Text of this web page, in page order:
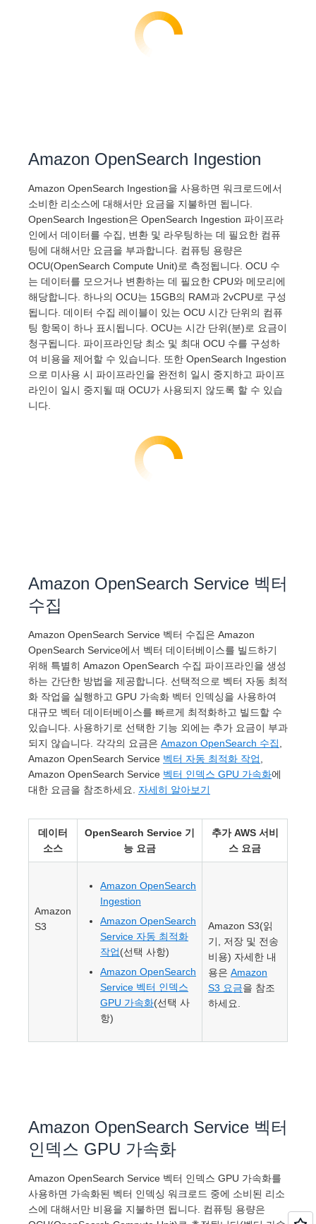
Amazon OpenSearch Ingestion
Amazon OpenSearch Ingestion을 사용하면 워크로드에서
소비한 리소스에 대해서만 요금을 지불하면 됩니다.
OpenSearch Ingestion은 OpenSearch Ingestion 파이프라
인에서 데이터를 수집, 변환 및 라우팅하는 데 필요한 컴퓨
팅에 대해서만 요금을 부과합니다. 컴퓨팅 용량은
OCU(OpenSearch Compute Unit)로 측정됩니다. OCU 수
는 데이터를 모으거나 변환하는 데 필요한 CPU와 메모리에
해당합니다. 하나의 OCU는 15GB의 RAM과 2vCPU로 구성
됩니다. 데이터 수집 레이블이 있는 OCU 시간 단위의 컴퓨
팅 항목이 하나 표시됩니다. OCU는 시간 단위(분)로 요금이
청구됩니다. 파이프라인당 최소 및 최대 OCU 수를 구성하
여 비용을 제어할 수 있습니다. 또한 OpenSearch Ingestion
으로 미사용 시 파이프라인을 완전히 일시 중지하고 파이프
라인이 일시 중지될 때 OCU가 사용되지 않도록 할 수 있습
니다.
Amazon OpenSearch Service 벡터
수집
Amazon OpenSearch Service 벡터 수집은 Amazon
OpenSearch Service에서 벡터 데이터베이스를 빌드하기
위해 특별히 Amazon OpenSearch 수집 파이프라인을 생성
하는 간단한 방법을 제공합니다. 선택적으로 벡터 자동 최적
화 작업을 실행하고 GPU 가속화 벡터 인덱싱을 사용하여
대규모 벡터 데이터베이스를 빠르게 최적화하고 빌드할 수
있습니다. 사용하기로 선택한 기능 외에는 추가 요금이 부과
되지 않습니다. 각각의 요금은 Amazon OpenSearch 수집
Amazon OpenSearch Service 벡터 자동 최적화 작업
Amazon OpenSearch Service 벡터 인덱스 GPU 가속화에
대한 요금을 참조하세요. 자세히 알아보기
데이터
소스
OpenSearch Service 기
능 요금
추가 AWS 서비
스 요금
Amazon
S3
Amazon OpenSearch
Ingestion
Amazon OpenSearch
Service 자동 최적화
작업(선택 사항)
Amazon OpenSearch
Service 벡터 인덱스
GPU 가속화(선택 사
항)
Amazon S3(읽
기, 저장 및 전송
비용) 자세한 내
용은 Amazon
S3 요금을 참조
하세요.
Amazon OpenSearch Service 벡터
인덱스 GPU 가속화
Amazon OpenSearch Service 벡터 인덱스 GPU 가속화를
사용하면 가속화된 벡터 인덱싱 워크로드 중에 소비된 리소
스에 대해서만 비용을 지불하면 됩니다. 컴퓨팅 용량은